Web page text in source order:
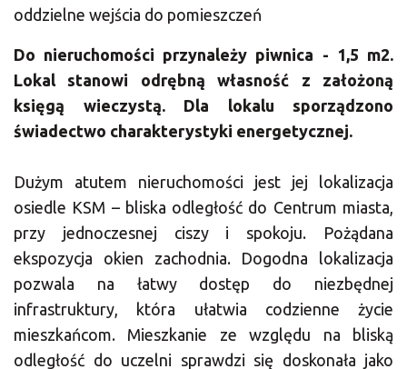
oddzielne wejścia do pomieszczeń
Do nieruchomości przynależy piwnica - 1,5 m2.
Lokal stanowi odrębną własność z założoną
księgą wieczystą. Dla lokalu sporządzono
świadectwo charakterystyki energetycznej.
Dużym atutem nieruchomości jest jej lokalizacja
osiedle KSM – bliska odległość do Centrum miasta,
przy jednoczesnej ciszy i spokoju. Pożądana
ekspozycja okien zachodnia. Dogodna lokalizacja
pozwala na łatwy dostęp do niezbędnej
infrastruktury, która ułatwia codzienne życie
mieszkańcom. Mieszkanie ze względu na bliską
odległość do uczelni sprawdzi się doskonała jako